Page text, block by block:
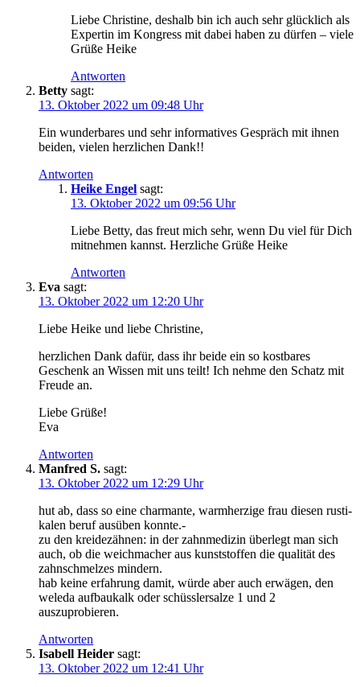
Lie­be Chris­ti­ne, des­halb bin ich auch sehr glück­lich als
Exper­tin im Kon­gress mit dabei haben zu dür­fen – vie­le
Grü­ße Heike
Antworten
Betty sagt:
13. Oktober 2022 um 09:48 Uhr
Ein wun­der­ba­res und sehr infor­ma­ti­ves Gespräch mit ihnen
bei­den, vie­len herz­li­chen Dank!!
Antworten
Heike Engel sagt:
13. Oktober 2022 um 09:56 Uhr
Lie­be Bet­ty, das freut mich sehr, wenn Du viel für Dich
mit­neh­men kannst. Herz­li­che Grü­ße Heike
Antworten
Eva sagt:
13. Oktober 2022 um 12:20 Uhr
Lie­be Hei­ke und lie­be Christine,
herz­li­chen Dank dafür, dass ihr bei­de ein so kost­ba­res
Geschenk an Wis­sen mit uns teilt! Ich neh­me den Schatz mit
Freu­de an.
Lie­be Grüße!
Eva
Antworten
Manfred S. sagt:
13. Oktober 2022 um 12:29 Uhr
hut ab, dass so eine char­man­te, warm­her­zi­ge frau die­sen rus­ti­
ka­len beruf aus­üben konnte.-
zu den krei­de­zäh­nen: in der zahn­me­di­zin über­legt man sich
auch, ob die weich­ma­cher aus kunst­stof­fen die qua­li­tät des
zahn­schmel­zes mindern.
hab kei­ne erfah­rung damit, wür­de aber auch erwä­gen, den
wele­da auf­bau­kalk oder schüss­ler­sal­ze 1 und 2
auszuprobieren.
Antworten
Isabell Heider sagt:
13. Oktober 2022 um 12:41 Uhr